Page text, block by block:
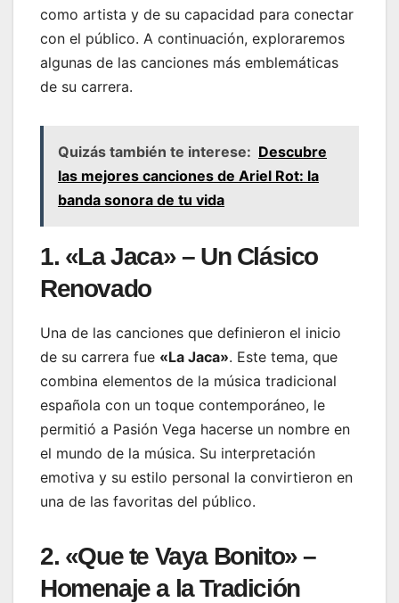
como artista y de su capacidad para conectar
con el público. A continuación, exploraremos
algunas de las canciones más emblemáticas
de su carrera.
Quizás también te interese: Descubre
las mejores canciones de Ariel Rot: la
banda sonora de tu vida
1. «La Jaca» – Un Clásico
Renovado
Una de las canciones que definieron el inicio
de su carrera fue «La Jaca». Este tema, que
combina elementos de la música tradicional
española con un toque contemporáneo, le
permitió a Pasión Vega hacerse un nombre en
el mundo de la música. Su interpretación
emotiva y su estilo personal la convirtieron en
una de las favoritas del público.
2. «Que te Vaya Bonito» –
Homenaje a la Tradición